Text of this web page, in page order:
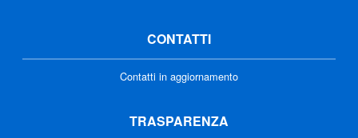
CONTATTI
Contatti in aggiornamento
TRASPARENZA